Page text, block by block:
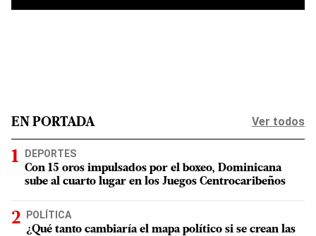
EN PORTADA Ver todos
DEPORTES
Con 15 oros impulsados por el boxeo, Dominicana
sube al cuarto lugar en los Juegos Centrocaribeños
POLÍTICA
¿Qué tanto cambiaría el mapa político si se crean las